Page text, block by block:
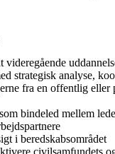
videregående
strategisk analyse,
fra en offentlig eller
bindeled mellem
i beredskabsområdet